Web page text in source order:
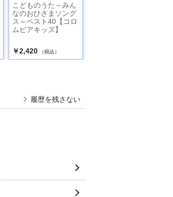
こどものうた～みん
なのおひさまソング
ス～ベスト40【コロ
ムビアキッズ】
￥2,420 （税込）
履歴を残さない